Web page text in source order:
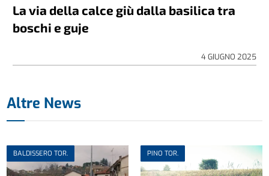
La via della calce giù dalla basilica tra
boschi e guje
4 GIUGNO 2025
Altre News
BALDISSERO TOR. PINO TOR.